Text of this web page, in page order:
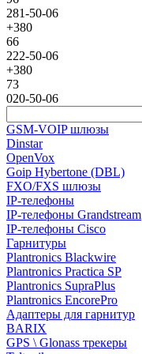
281-50-06
+380
66
222-50-06
+380
73
020-50-06
GSM-VOIP шлюзы
Dinstar
OpenVox
Goip Hybertone (DBL)
FXO/FXS шлюзы
IP-телефоны
IP-телефоны Grandstream
IP-телефоны Cisco
Гарнитуры
Plantronics Blackwire
Plantronics Practica SP
Plantronics SupraPlus
Plantronics EncorePro
Адаптеры для гарнитур
BARIX
GPS \ Glonass трекеры